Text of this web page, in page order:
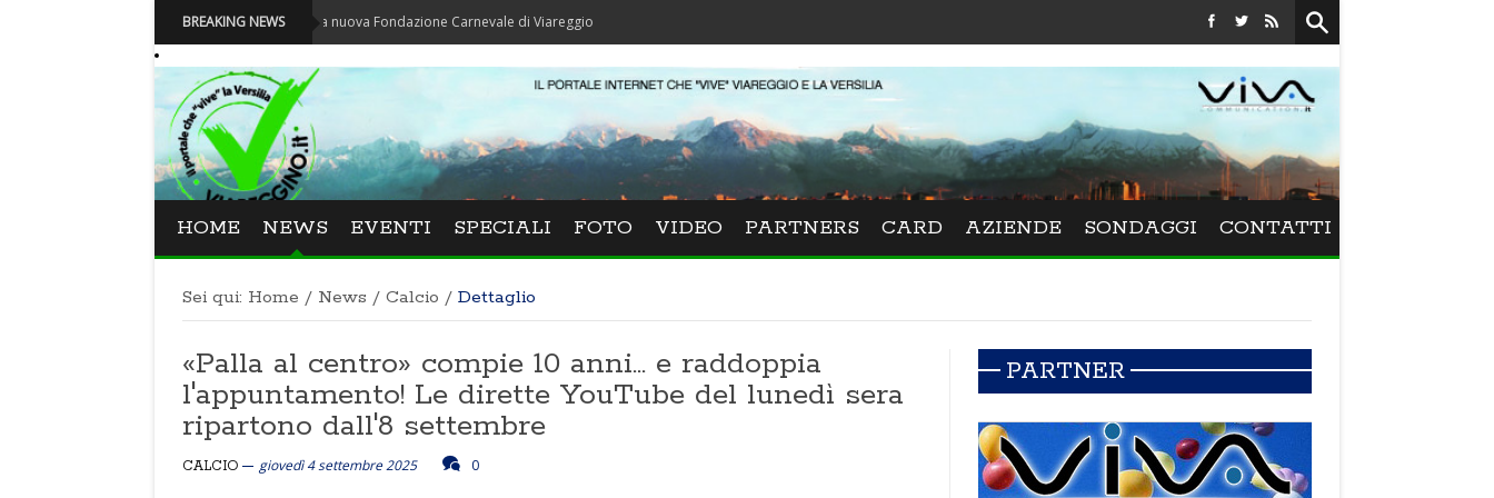
BREAKING NEWS
Carnevale - Nominata la nuova Fondazione Carnevale di Viareggio Festival La Versiliana - La direttrice lucchese Beatrice Venezi
HOME NEWS EVENTI SPECIALI FOTO VIDEO PARTNERS CARD AZIENDE SONDAGGI CONTATTI
Sei qui: Home / News / Calcio / Dettaglio
«Palla al centro» compie 10 anni... e raddoppia
l'appuntamento! Le dirette YouTube del lunedì sera
ripartono dall'8 settembre
CALCIO giovedì 4 settembre 2025 0
PARTNER